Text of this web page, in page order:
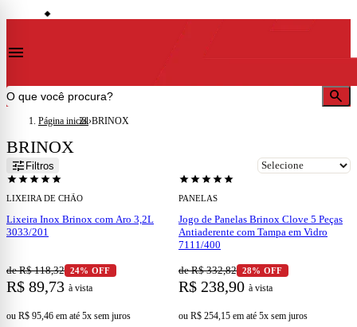
◆storefront
menu
search
Página inicial ›BRINOX
BRINOX
tune Filtros
starstarstarstarstar
LIXEIRA DE CHÃO
Lixeira Inox Brinox com Aro 3,2L
3033/201
de R$ 118,32 24% OFF
R$ 89,73 à vista
ou R$ 95,46 em até 5x sem juros
starstarstarstarstar
PANELAS
Jogo de Panelas Brinox Clove 5 Peças
Antiaderente com Tampa em Vidro
7111/400
de R$ 332,82 28% OFF
R$ 238,90 à vista
ou R$ 254,15 em até 5x sem juros